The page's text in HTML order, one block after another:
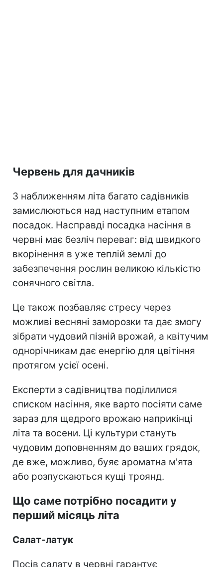
Червень для дачників
З наближенням літа багато садівників
замислюються над наступним етапом
посадок. Насправді посадка насіння в
червні має безліч переваг: від швидкого
вкорінення в уже теплій землі до
забезпечення рослин великою кількістю
сонячного світла.
Це також позбавляє стресу через
можливі весняні заморозки та дає змогу
зібрати чудовий пізній врожай, а квітучим
однорічникам дає енергію для цвітіння
протягом усієї осені.
Експерти з садівництва поділилися
списком насіння, яке варто посіяти саме
зараз для щедрого врожаю наприкінці
літа та восени. Ці культури стануть
чудовим доповненням до ваших грядок,
де вже, можливо, буяє ароматна м'ята
або розпускаються кущі троянд.
Що саме потрібно посадити у
перший місяць літа
Салат-латук
Посів салату в червні гарантує